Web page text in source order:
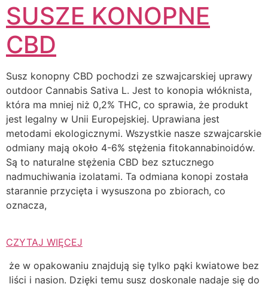
SUSZE KONOPNE
CBD
Susz konopny CBD pochodzi ze szwajcarskiej uprawy
outdoor Cannabis Sativa L. Jest to konopia włóknista,
która ma mniej niż 0,2% THC, co sprawia, że produkt
jest legalny w Unii Europejskiej. Uprawiana jest
metodami ekologicznymi. Wszystkie nasze szwajcarskie
odmiany mają około 4-6% stężenia fitokannabinoidów.
Są to naturalne stężenia CBD bez sztucznego
nadmuchiwania izolatami. Ta odmiana konopi została
starannie przycięta i wysuszona po zbiorach, co
oznacza,
CZYTAJ WIĘCEJ
że w opakowaniu znajdują się tylko pąki kwiatowe bez
liści i nasion. Dzięki temu susz doskonale nadaje się do